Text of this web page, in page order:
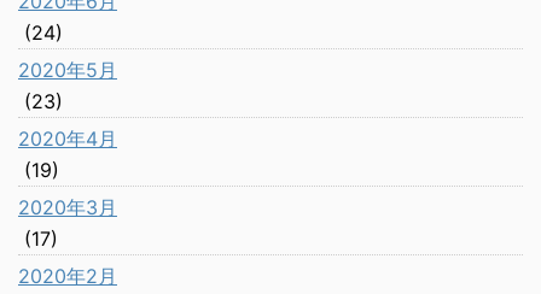
(24)
2020年5月
(23)
2020年4月
(19)
2020年3月
(17)
2020年2月